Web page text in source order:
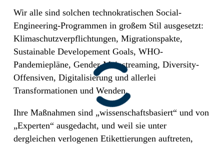
Wir alle sind solchen technokratischen Social-
Engineering-Programmen in großem Stil ausgesetzt:
Klimaschutzverpflichtungen, Migrationspakte,
Sustainable Developement Goals, WHO-
Pandemiepläne, Gender-Mainstreaming, Diversity-
Offensiven, Digitalisierung und allerlei
Transformationen und Wenden.
Ihre Maßnahmen sind „wissenschaftsbasiert“ und von
„Experten“ ausgedacht, und weil sie unter
dergleichen verlogenen Etikettierungen auftreten,